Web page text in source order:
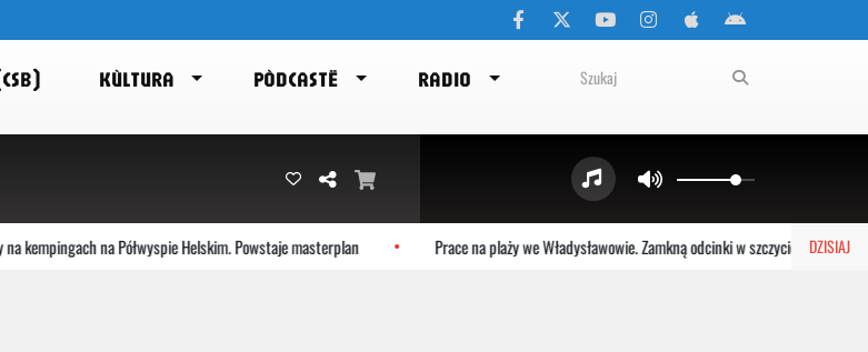
KÙLTURA PÒDCASTË RADIO
DZISIAJ
na Półwyspie Helskim. Powstaje masterplan Prace na plaży we Władysławowie. Zamkną odcinki w szczycie sezonu